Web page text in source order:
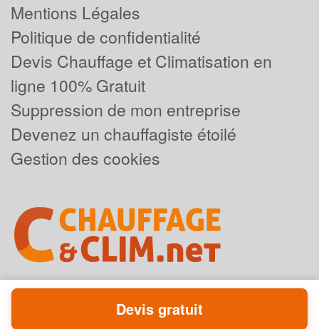
Mentions Légales
Politique de confidentialité
Devis Chauffage et Climatisation en
ligne 100% Gratuit
Suppression de mon entreprise
Devenez un chauffagiste étoilé
Gestion des cookies
Powered byPlus que pro
Devis gratuit